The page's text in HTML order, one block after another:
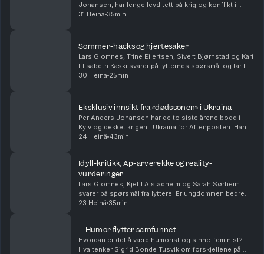
Johansen, har lenge levd tett på krig og konflikt i
Ukraina og Russland. Han forteller om korrupsjon som
31 Heinä 35min
Sommer-hacks og hjertesaker
Lars Glomnes, Trine Eilertsen, Sivert Bjørnstad og Kari
Elisabeth Kaski svarer på lytternes spørsmål og tar for
seg blant annet sine beste sommertips, hvilke saker
30 Heinä 25min
Eksklusiv innsikt fra «dødssonen» i Ukraina
Per Anders Johansen har de to siste årene bodd i
Kyiv og dekket krigen i Ukraina for Aftenposten. Han
har vært ved fronten og møtt mennesker som har gått
24 Heinä 43min
Idyll-kritikk, Ap-arverekke og reality-
vurderinger
Lars Glomnes, Kjetil Alstadheim og Sarah Sørheim
svarer på spørsmål fra lyttere. Er ungdommen bedre
eller verre enn tidligere? Hvem og hvordan tar noen
23 Heinä 35min
– Humor flytter samfunnet
Hvordan er det å være humorist og sinne-feminist?
Hva tenker Sigrid Bonde Tusvik om forskjellene på